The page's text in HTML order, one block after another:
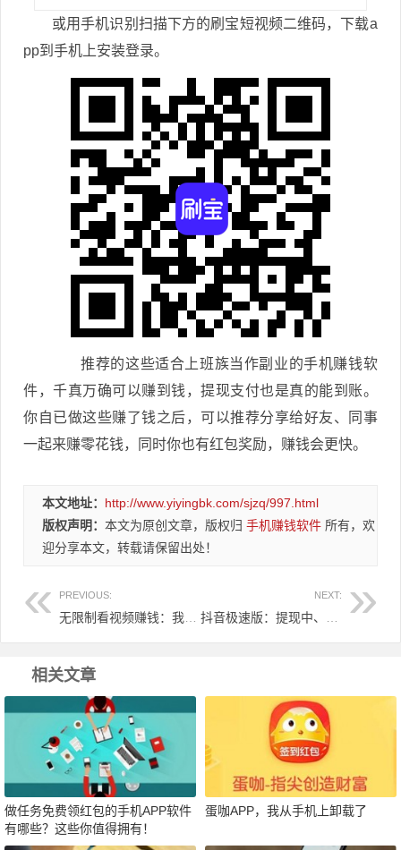
或用手机识别扫描下方的刷宝短视频二维码，下载a
pp到手机上安装登录。
推荐的这些适合上班族当作副业的手机赚钱软
件，千真万确可以赚到钱，提现支付也是真的能到账。
你自已做这些赚了钱之后，可以推荐分享给好友、同事
一起来赚零花钱，同时你也有红包奖励，赚钱会更快。
本文地址： http://www.yiyingbk.com/sjzq/997.html
版权声明： 本文为原创文章，版权归 手机赚钱软件 所有，欢
迎分享本文，转载请保留出处！
PREVIOUS:
无限制看视频赚钱：我推荐这几个可以无限赚零花钱的软件！
NEXT:
抖音极速版：提现中、提现失败、提现不支付，有完美解决方法！
相关文章
做任务免费领红包的手机APP软件
有哪些？这些你值得拥有！
蛋咖APP，我从手机上卸载了